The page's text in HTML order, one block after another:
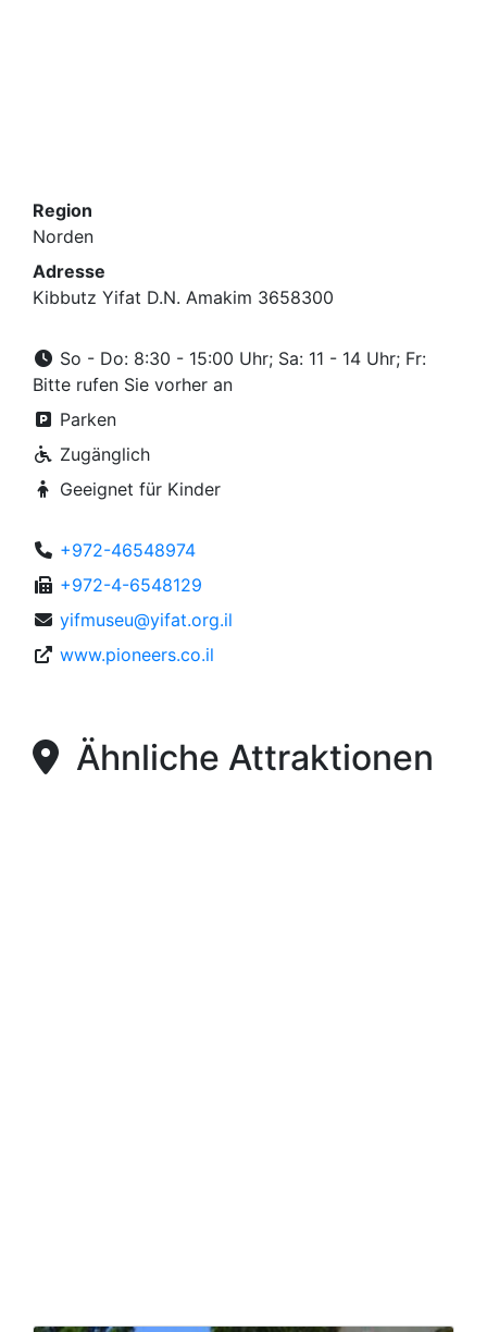
Region
Norden
Adresse
Ki​bbutz Yifat D.N. Amakim 3658300
So - Do: 8:30 - 15:00 Uhr; Sa: 11 - 14 Uhr; Fr:
Bitte rufen Sie vorher an
Parken
Zugänglich
Geeignet für Kinder
+972-46548974
+972-4-6548129
yifmuseu@yifat.org.il
www.pioneers.co.il
Ähnliche Attraktionen